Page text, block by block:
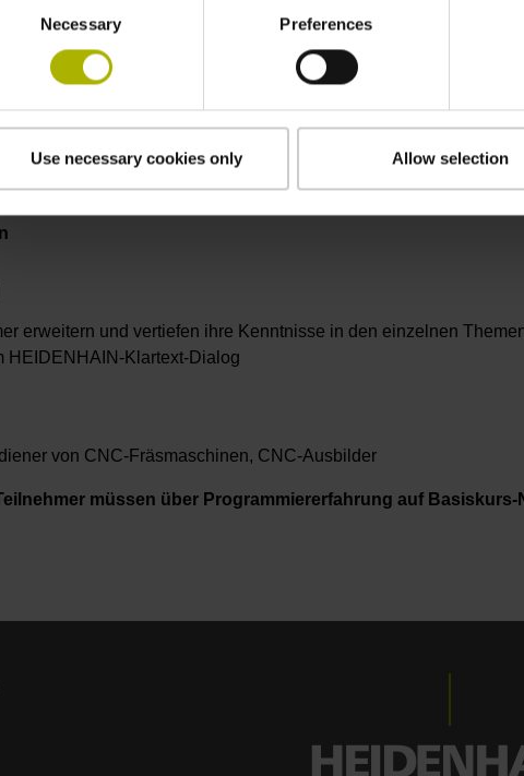
Necessary Preferences
Use necessary cookies only Allow selection
und Datum
erweitern und vertiefen ihre Kenntnisse in den einzelnen
HEIDENHAIN-Klartext-Dialog
von CNC-Fräsmaschinen, CNC-Ausbilder
müssen über Programmiererfahrung auf Basiskurs-